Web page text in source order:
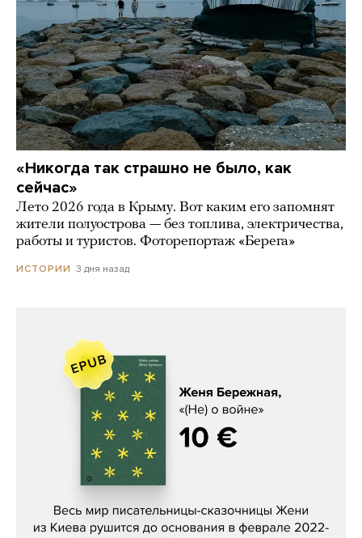
«Никогда так страшно не было, как
сейчас»
Лето 2026 года в Крыму. Вот каким его запомнят
жители полуострова — без топлива, электричества,
работы и туристов. Фоторепортаж «Берега»
ИСТОРИИ 3 дня назад
Женя Бережная, «(Не) о войне»